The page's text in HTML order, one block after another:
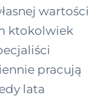
wartości
ktokolwiek
pracują
lata